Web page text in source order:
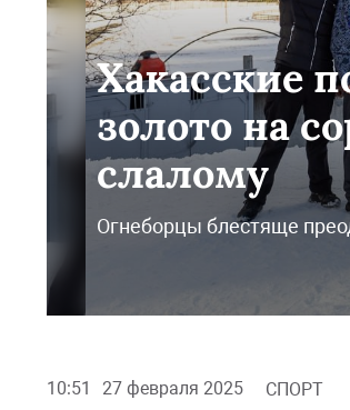
Хакасские
золото на
слалому
Огнеборцы блестяще
10:51 27 февраля 2025 СПОРТ